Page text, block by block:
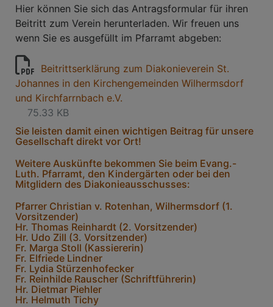
Hier können Sie sich das Antragsformular für ihren
Beitritt zum Verein herunterladen. Wir freuen uns
wenn Sie es ausgefüllt im Pfarramt abgeben:
Beitrittserklärung zum Diakonieverein St.
Johannes in den Kirchengemeinden Wilhermsdorf
und Kirchfarrnbach e.V.
75.33 KB
Sie leisten damit einen wichtigen Beitrag für unsere
Gesellschaft direkt vor Ort!
Weitere Auskünfte bekommen Sie beim Evang.-
Luth. Pfarramt, den Kindergärten oder bei den
Mitglidern des Diakonieausschusses:
Pfarrer Christian v. Rotenhan, Wilhermsdorf (1.
Vorsitzender)
Hr. Thomas Reinhardt (2. Vorsitzender)
Hr. Udo Zill (3. Vorsitzender)
Fr. Marga Stoll (Kassiererin)
Fr. Elfriede Lindner
Fr. Lydia Stürzenhofecker
Fr. Reinhilde Rauscher (Schriftführerin)
Hr. Dietmar Piehler
Hr. Helmuth Tichy